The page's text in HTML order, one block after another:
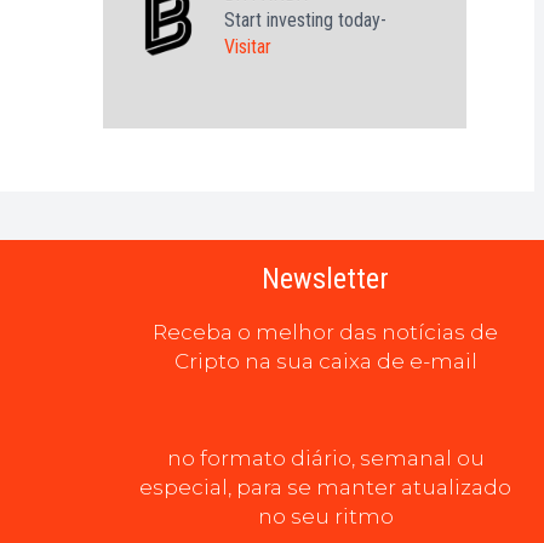
Start investing today-
Visitar
Newsletter
Receba o melhor das notícias de
Cripto na sua caixa de e-mail
no formato diário, semanal ou
especial, para se manter atualizado
no seu ritmo